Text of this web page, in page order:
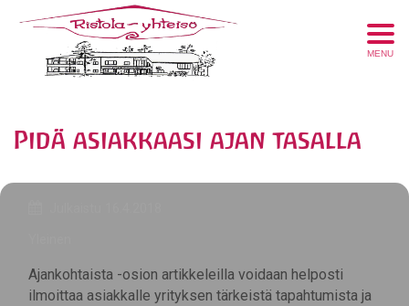
MENU
Pidä asiakkaasi ajan tasalla
Ajankohtaista -osion artikkeleilla voidaan helposti
ilmoittaa asiakkalle yrityksen tärkeistä tapahtumista ja